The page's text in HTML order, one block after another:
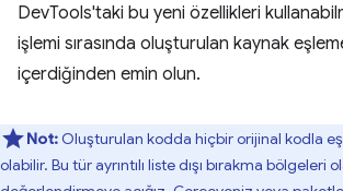
DevTools'taki bu yeni özellikleri
işlemi sırasında oluşturulan kaynak
içerdiğinden emin olun.
Not: Oluşturulan kodda hiçbir orijinal kodla
olabilir. Bu tür ayrıntılı liste dışı bırakma bölgeleri